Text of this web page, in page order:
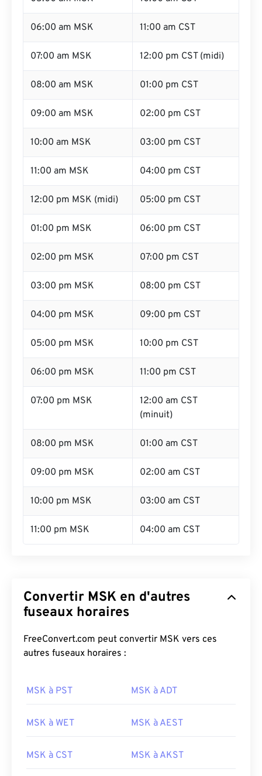
06:00 am MSK 11:00 am CST
07:00 am MSK 12:00 pm CST (midi)
08:00 am MSK 01:00 pm CST
09:00 am MSK 02:00 pm CST
10:00 am MSK 03:00 pm CST
11:00 am MSK 04:00 pm CST
12:00 pm MSK (midi) 05:00 pm CST
01:00 pm MSK 06:00 pm CST
02:00 pm MSK 07:00 pm CST
03:00 pm MSK 08:00 pm CST
04:00 pm MSK 09:00 pm CST
05:00 pm MSK 10:00 pm CST
06:00 pm MSK 11:00 pm CST
07:00 pm MSK
12:00 am CST
(minuit)
08:00 pm MSK 01:00 am CST
09:00 pm MSK 02:00 am CST
10:00 pm MSK 03:00 am CST
11:00 pm MSK 04:00 am CST
Convertir MSK en d'autres
fuseaux horaires
FreeConvert.com peut convertir MSK vers ces
autres fuseaux horaires :
MSK à PST MSK à ADT
MSK à WET MSK à AEST
MSK à CST MSK à AKST